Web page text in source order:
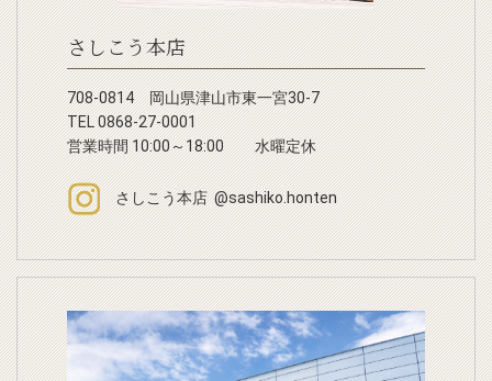
さしこう本店
708-0814 岡山県津山市東一宮30-7
TEL 0868-27-0001
営業時間 10:00～18:00 水曜定休
さしこう本店 @sashiko.honten